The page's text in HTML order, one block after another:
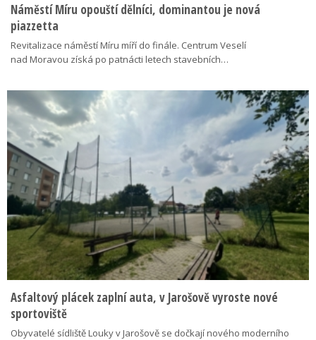
Náměstí Míru opouští dělníci, dominantou je nová
piazzetta
Revitalizace náměstí Míru míří do finále. Centrum Veselí
nad Moravou získá po patnácti letech stavebních…
Asfaltový plácek zaplní auta, v Jarošově vyroste nové
sportoviště
Obyvatelé sídliště Louky v Jarošově se dočkají nového moderního